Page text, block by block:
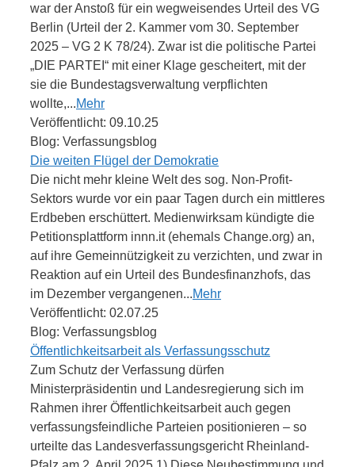
war der Anstoß für ein wegweisendes Urteil des VG
Berlin (Urteil der 2. Kammer vom 30. September
2025 – VG 2 K 78/24). Zwar ist die politische Partei
„DIE PARTEI“ mit einer Klage gescheitert, mit der
sie die Bundestagsverwaltung verpflichten
wollte,...Mehr
Veröffentlicht: 09.10.25
Blog: Verfassungsblog
Die weiten Flügel der Demokratie
Die nicht mehr kleine Welt des sog. Non-Profit-
Sektors wurde vor ein paar Tagen durch ein mittleres
Erdbeben erschüttert. Medienwirksam kündigte die
Petitionsplattform innn.it (ehemals Change.org) an,
auf ihre Gemeinnützigkeit zu verzichten, und zwar in
Reaktion auf ein Urteil des Bundesfinanzhofs, das
im Dezember vergangenen...Mehr
Veröffentlicht: 02.07.25
Blog: Verfassungsblog
Öffentlichkeitsarbeit als Verfassungsschutz
Zum Schutz der Verfassung dürfen
Ministerpräsidentin und Landesregierung sich im
Rahmen ihrer Öffentlichkeitsarbeit auch gegen
verfassungsfeindliche Parteien positionieren – so
urteilte das Landesverfassungsgericht Rheinland-